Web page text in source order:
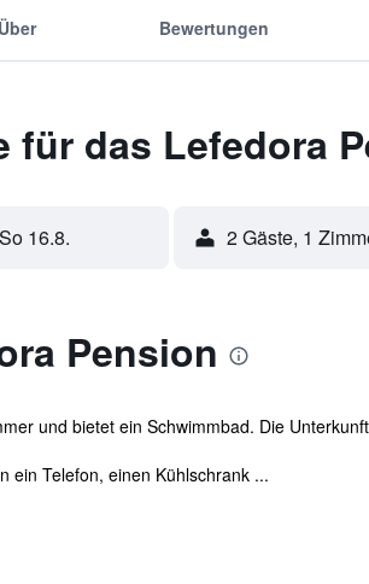
Über Bewertungen
für das Lefedora
So 16.8. 2 Gäste, 1
Pension
und bietet ein Schwimmbad. Die
ein Telefon, einen Kühlschrank ...